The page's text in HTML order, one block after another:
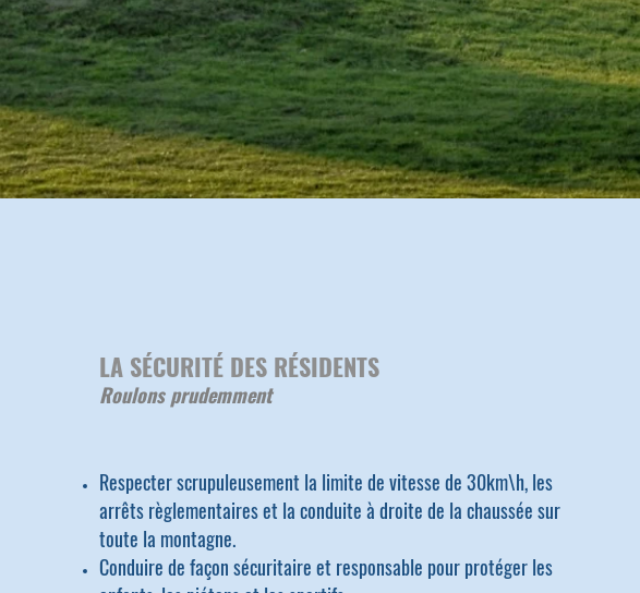
LA SÉCURITÉ DES RÉSIDENTS
Roulons prudemment
Respecter scrupuleusement la limite de vitesse de 30km\h, les
arrêts règlementaires et la conduite à droite de la chaussée sur
toute la montagne.
Conduire de façon sécuritaire et responsable pour protéger les